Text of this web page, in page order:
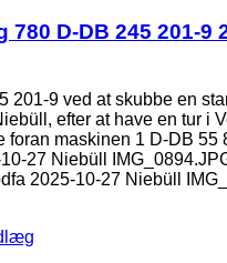
780 D-DB 245 201-9
201-9 ved at skubbe en
efter at have en tur i
foran maskinen 1 D-DB 55
27 Niebüll
2025-10-27 Niebüll